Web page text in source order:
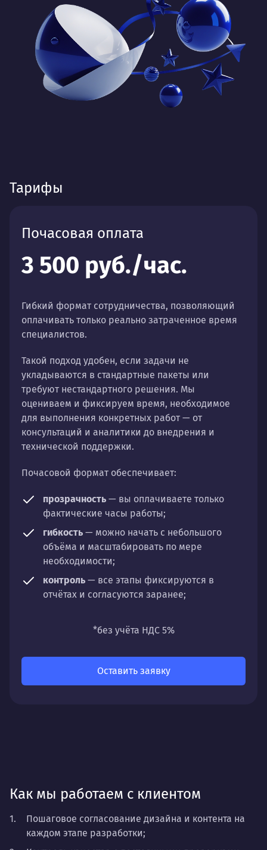
Тарифы
Почасовая оплата
3 500 руб./час.
Гибкий формат сотрудничества, позволяющий
оплачивать только реально затраченное время
специалистов.
Такой подход удобен, если задачи не
укладываются в стандартные пакеты или
требуют нестандартного решения. Мы
оцениваем и фиксируем время, необходимое
для выполнения конкретных работ — от
консультаций и аналитики до внедрения и
технической поддержки.
Почасовой формат обеспечивает:
прозрачность — вы оплачиваете только
фактические часы работы;
гибкость — можно начать с небольшого
объёма и масштабировать по мере
необходимости;
контроль — все этапы фиксируются в
отчётах и согласуются заранее;
направлений: стратегии, настройки,
*без учёта НДС 5%
Оставить заявку
Как мы работаем с клиентом
Пошаговое согласование дизайна и контента на
каждом этапе разработки;